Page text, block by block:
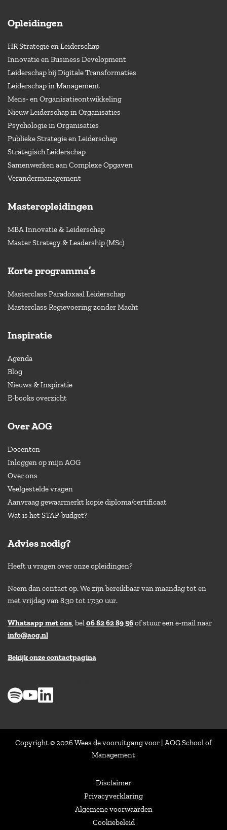
Opleidingen
HR Strategie en Leiderschap
Innovatie en Business Development
Leiderschap bij Digitale Transformaties
Leiderschap in Management
Mens- en Organisatieontwikkeling
Nieuw Leiderschap in Organisaties
Psychologie in Organisaties
Publieke Strategie en Leiderschap
Strategisch Leiderschap
Samenwerken aan Complexe Opgaven
Verandermanagement
Masteropleidingen
MBA Innovatie & Leiderschap
Master Strategy & Leadership (MSc)
Korte programma’s
Masterclass Paradoxaal Leiderschap
Masterclass Regievoering zonder Macht
Inspiratie
Agenda
Blog
Nieuws & Inspiratie
E-books overzicht
Over AOG
Docenten
Inloggen op mijn AOG
Over ons
Veelgestelde vragen
Aanvraag gewaarmerkt kopie diploma/certificaat
Wat is het STAP-budget?
Advies nodig?
Heeft u vragen over onze opleidingen?
Neem dan contact op. We zijn bereikbaar van maandag tot en
met vrijdag van 8:30 tot 17:30 uur.
Whatsapp met ons, bel06 82 62 89 56of stuur een e-mail naar
info@aog.nl
Bekijk onze contactpagina
Copyright © 2026 Wees de vooruitgang voor | AOG School of
Management
Disclaimer
Privacyverklaring
Algemene voorwaarden
Cookiebeleid